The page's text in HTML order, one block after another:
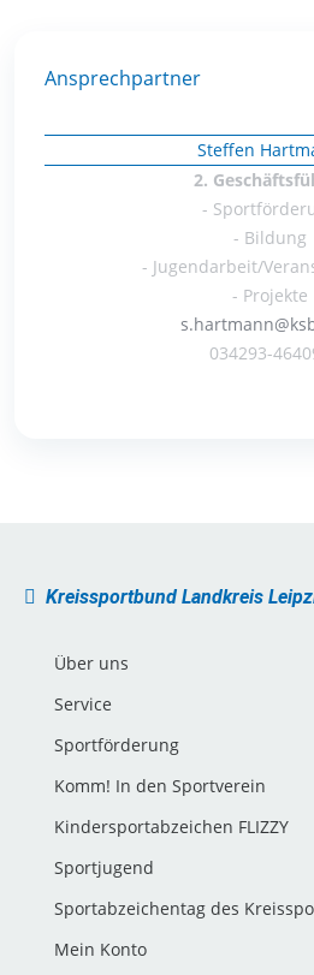
Ansprechpartner
Steffen
2.
-
- Bildung
- Jugendarbeit/
- Projekte
034293-
Kreissportbund Landkreis
Über uns
Service
Sportförderung
Komm! In den Sportverein
Kindersportabzeichen FLIZZY
Sportjugend
Sportabzeichentag des
Mein Konto